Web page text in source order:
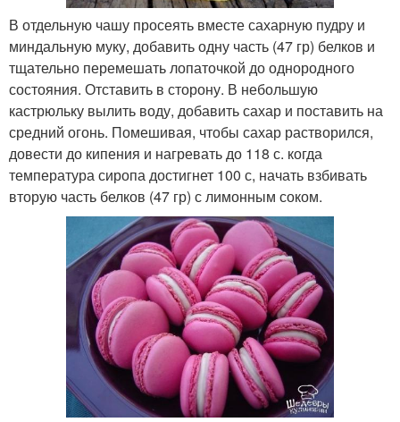
В отдельную чашу просеять вместе сахарную пудру и
миндальную муку, добавить одну часть (47 гр) белков и
тщательно перемешать лопаточкой до однородного
состояния. Отставить в сторону. В небольшую
кастрюльку вылить воду, добавить сахар и поставить на
средний огонь. Помешивая, чтобы сахар растворился,
довести до кипения и нагревать до 118 с. когда
температура сиропа достигнет 100 с, начать взбивать
вторую часть белков (47 гр) с лимонным соком.